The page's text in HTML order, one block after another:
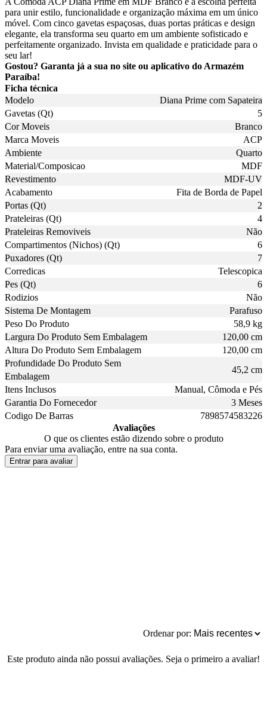
para unir estilo, funcionalidade e organização máxima em um único
móvel. Com cinco gavetas espaçosas, duas portas práticas e design
elegante, ela transforma seu quarto em um ambiente sofisticado e
perfeitamente organizado. Invista em qualidade e praticidade para o
seu lar!
Gostou? Garanta já a sua no site ou aplicativo do Armazém
Paraíba!
Ficha técnica
Modelo
Diana Prime com Sapateira
Gavetas (Qt)
5
Cor Moveis
Branco
Marca Moveis
ACP
Ambiente
Quarto
Material/Composicao
MDF
Revestimento
MDF-UV
Acabamento
Fita de Borda de Papel
Portas (Qt)
2
Prateleiras (Qt)
4
Prateleiras Removiveis
Não
Compartimentos (Nichos) (Qt)
6
Puxadores (Qt)
7
Corredicas
Telescopica
Pes (Qt)
6
Rodizios
Não
Sistema De Montagem
Parafuso
Peso Do Produto
58,9 kg
Largura Do Produto Sem Embalagem
120,00 cm
Altura Do Produto Sem Embalagem
120,00 cm
Profundidade Do Produto Sem
Embalagem
45,2 cm
Itens Inclusos
Manual, Cômoda e Pés
Garantia Do Fornecedor
3 Meses
Codigo De Barras
7898574583226
Avaliações
O que os clientes estão dizendo sobre o produto
Para enviar uma avaliação, entre na sua conta.
Entrar para avaliar
Ordenar por:
Este produto ainda não possui avaliações. Seja o primeiro a avaliar!